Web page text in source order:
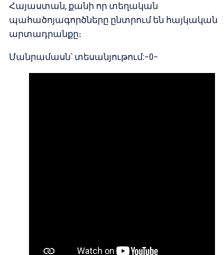
Հայաստան, քանի որ տեղական
պահածոյագործները ընտրում են հայկական
արտադրանքը։
Մանրամասն՝ տեսանյութում:–0–